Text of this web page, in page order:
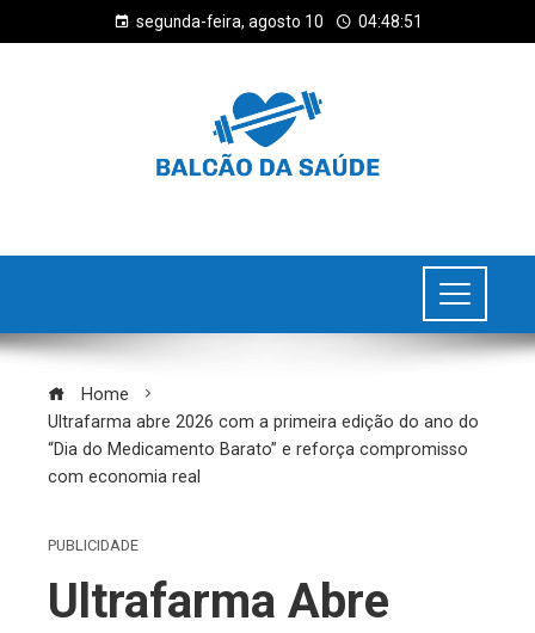
segunda-feira, agosto 10 04:48:51
Home
Ultrafarma abre 2026 com a primeira edição do ano do
“Dia do Medicamento Barato” e reforça compromisso
com economia real
PUBLICIDADE
Ultrafarma Abre